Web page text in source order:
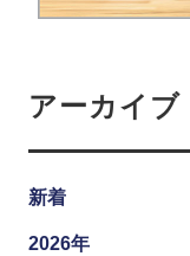
アーカイブ
新着
2026年